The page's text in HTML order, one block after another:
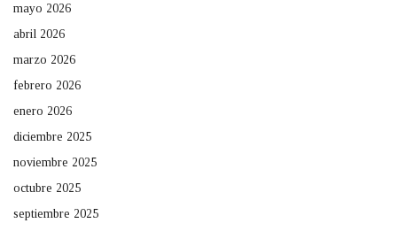
mayo 2026
abril 2026
marzo 2026
febrero 2026
enero 2026
diciembre 2025
noviembre 2025
octubre 2025
septiembre 2025